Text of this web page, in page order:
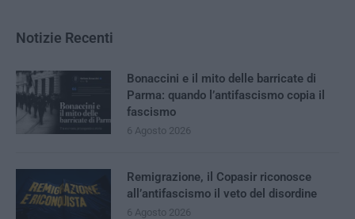
Notizie Recenti
Bonaccini e il mito delle barricate di
Parma: quando l’antifascismo copia il
fascismo
6 Agosto 2026
Remigrazione, il Copasir riconosce
all’antifascismo il veto del disordine
6 Agosto 2026